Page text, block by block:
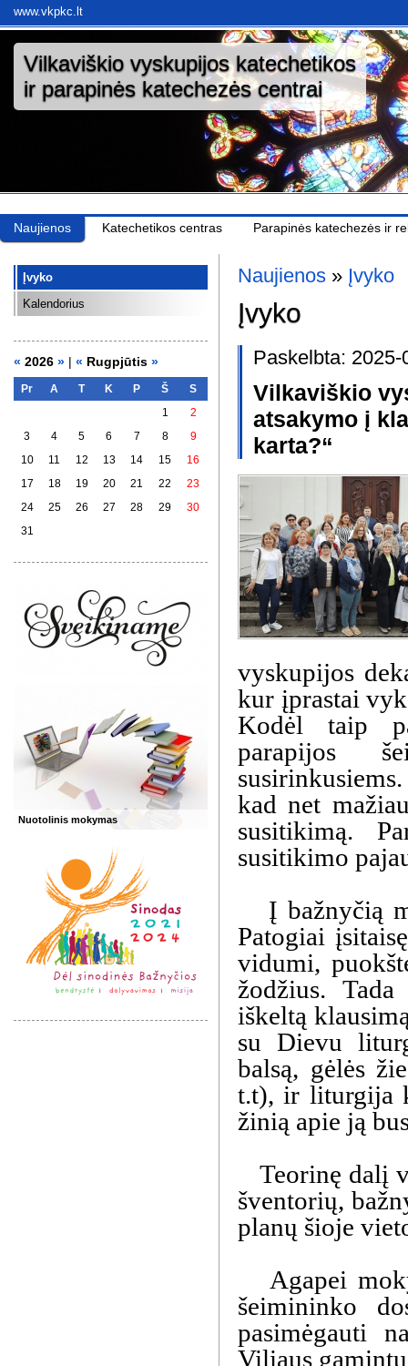
www.vkpkc.lt
Vilkaviškio vyskupijos katechetikos
ir parapinės katechezės centrai
Naujienos Katechetikos centras Parapinės katechezės ir
Įvyko
Kalendorius
« 2026 » | « Rugpjūtis »
Pr A T K P Š
S
1
2
3
4 5 6 7 8
9
10
11 12 13 14 15
16
17
18 19 20 21 22
23
24
25 26 27 28 29
30
31
Nuotolinis mokymas
Naujienos » Įvyko
Įvyko
Paskelbta: 2025-
Vilkaviškio
atsakymo į
karta?“
vyskupijos
kur įprastai
Kodėl taip
parapijos
kad net
susitikimą.
susitikimo
Į bažnyčią
Patogiai
vidumi,
žodžius.
iškeltą
su Dievu
balsą, gėlės
t.t), ir liturgija
žinią apie ją
Teorinę dalį
šventorių,
planų šioje
Agapei
šeimininko
pasimėgauti
Viliaus